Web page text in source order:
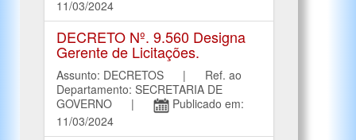
11/03/2024
DECRETO Nº. 9.560 Designa
Gerente de Licitações.
Assunto: DECRETOS | Ref. ao
Departamento: SECRETARIA DE
GOVERNO |
Publicado em:
11/03/2024